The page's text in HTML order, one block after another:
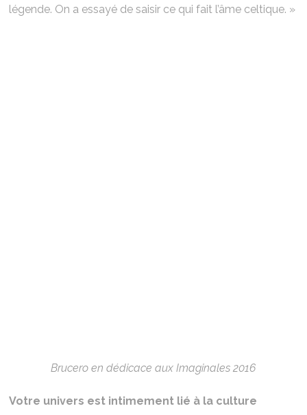
légende. On a essayé de saisir ce qui fait l’âme celtique. »
Brucero en dédicace aux Imaginales 2016
Votre univers est intimement lié à la culture